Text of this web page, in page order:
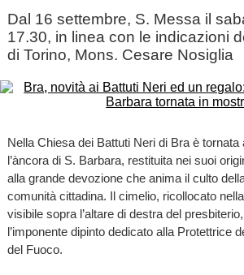
Dal 16 settembre, S. Messa il
17.30, in linea con le indicazioni
di Torino, Mons. Cesare Nosiglia
Nella Chiesa dei Battuti Neri di Bra è
l’àncora di S. Barbara, restituita nei suoi
alla grande devozione che anima il culto
comunità cittadina. Il cimelio, ricollocato
visibile sopra l’altare di destra del
l’imponente dipinto dedicato alla Protettrice
del Fuoco.